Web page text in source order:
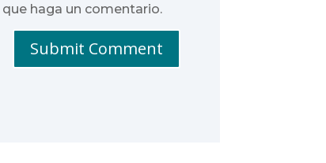
haga un comentario.
Submit Comment